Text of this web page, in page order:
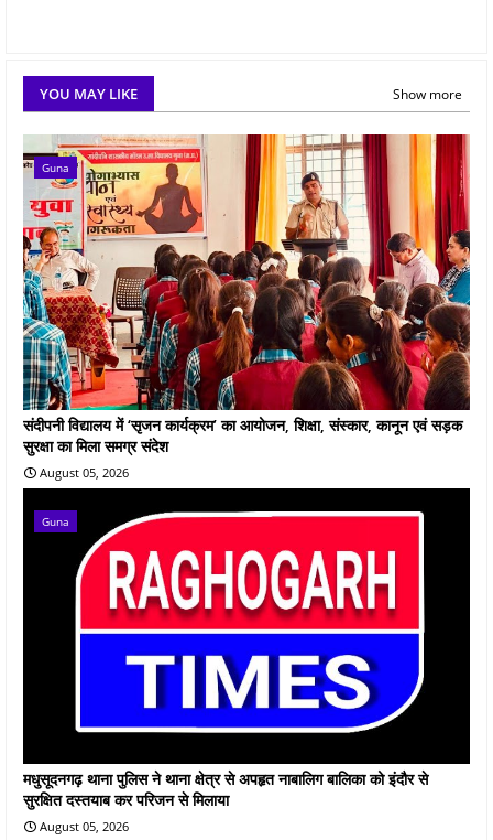
YOU MAY LIKE Show more
Guna
संदीपनी विद्यालय में ‘सृजन कार्यक्रम’ का आयोजन, शिक्षा, संस्कार, कानून एवं सड़क
सुरक्षा का मिला समग्र संदेश
August 05, 2026
Guna
मधुसूदनगढ़ थाना पुलिस ने थाना क्षेत्र से अपहृत नाबालिग बालिका को इंदौर से
सुरक्षित दस्तयाब कर परिजन से मिलाया
August 05, 2026